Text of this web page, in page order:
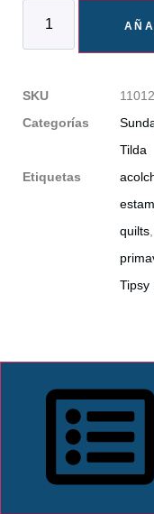
SKU
Categorías
Tilda
Etiquetas
quilts
Tipsy